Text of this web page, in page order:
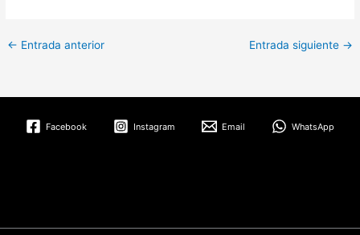
← Entrada anterior Entrada siguiente →
Facebook Instagram Email WhatsApp